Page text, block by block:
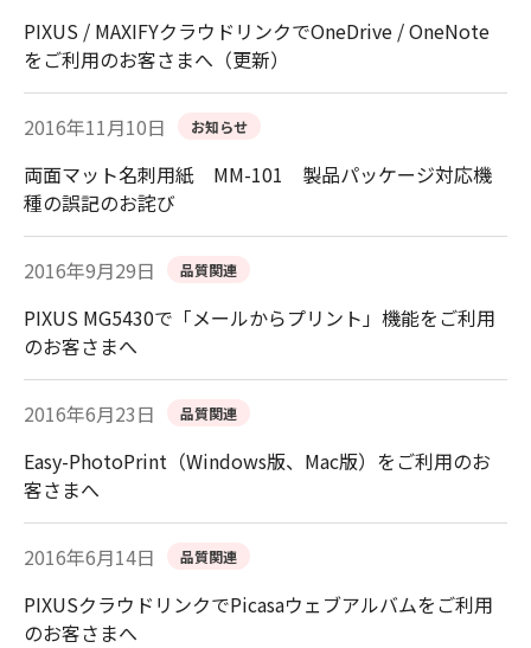
PIXUS / MAXIFYクラウドリンクでOneDrive / OneNote
をご利用のお客さまへ（更新）
2016年11月10日 お知らせ
両面マット名刺用紙 MM-101 製品パッケージ対応機
種の誤記のお詫び
2016年9月29日 品質関連
PIXUS MG5430で「メールからプリント」機能をご利用
のお客さまへ
2016年6月23日 品質関連
Easy-PhotoPrint（Windows版、Mac版）をご利用のお
客さまへ
2016年6月14日 品質関連
PIXUSクラウドリンクでPicasaウェブアルバムをご利用
のお客さまへ